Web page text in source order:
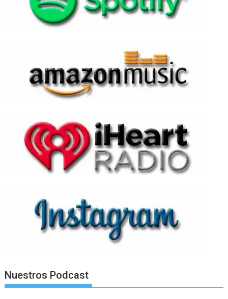
Nuestros Podcast